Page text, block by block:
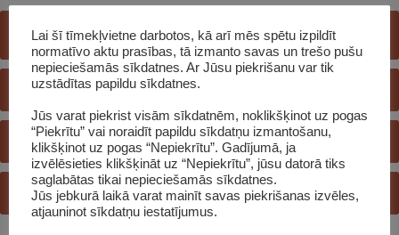
E-GRĀMATU BIBLIOTĒKA
E-KATALOGS
REĢISTRĒTIES BIBLIOTĒKĀ
JAUTĀ BIBLIOTEKĀRAM
Lai šī tīmekļvietne darbotos, kā arī mēs spētu izpildīt
normatīvo aktu prasības, tā izmanto savas un trešo pušu
nepieciešamās sīkdatnes. Ar Jūsu piekrišanu var tik
uzstādītas papildu sīkdatnes.
Jūs varat piekrist visām sīkdatnēm, noklikšķinot uz pogas
“Piekrītu” vai noraidīt papildu sīkdatņu izmantošanu,
klikšķinot uz pogas “Nepiekrītu”. Gadījumā, ja
izvēlēsieties klikšķināt uz “Nepiekrītu”, jūsu datorā tiks
saglabātas tikai nepieciešamās sīkdatnes.
Jūs jebkurā laikā varat mainīt savas piekrišanas izvēles,
atjauninot sīkdatņu iestatījumus.